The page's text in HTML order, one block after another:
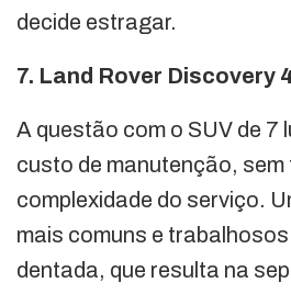
decide estragar.
7. Land Rover Discovery
A questão com o SUV de 7
custo de manutenção, sem
complexidade do serviço.
mais comuns e
dentada, que resulta na